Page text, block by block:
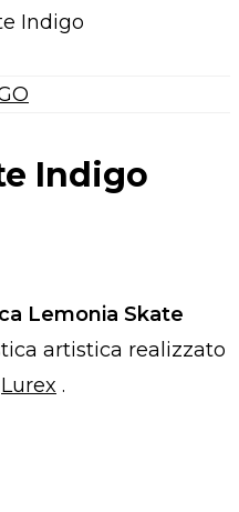
Indigo
Indigo
Lemonia Skate
artistica realizzato
Lurex .